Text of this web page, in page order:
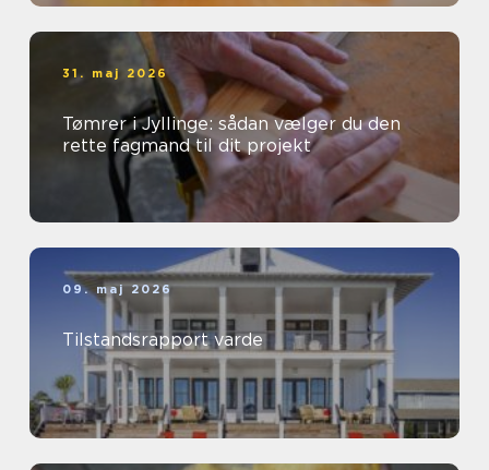
31. maj 2026
Tømrer i Jyllinge: sådan vælger du den
rette fagmand til dit projekt
09. maj 2026
Tilstandsrapport varde